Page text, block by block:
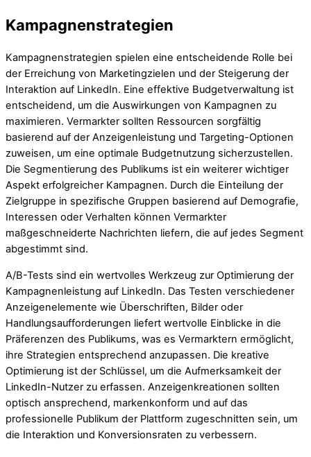
Kampagnenstrategien
Kampagnenstrategien spielen eine entscheidende Rolle bei
der Erreichung von Marketingzielen und der Steigerung der
Interaktion auf LinkedIn. Eine effektive Budgetverwaltung ist
entscheidend, um die Auswirkungen von Kampagnen zu
maximieren. Vermarkter sollten Ressourcen sorgfältig
basierend auf der Anzeigenleistung und Targeting-Optionen
zuweisen, um eine optimale Budgetnutzung sicherzustellen.
Die Segmentierung des Publikums ist ein weiterer wichtiger
Aspekt erfolgreicher Kampagnen. Durch die Einteilung der
Zielgruppe in spezifische Gruppen basierend auf Demografie,
Interessen oder Verhalten können Vermarkter
maßgeschneiderte Nachrichten liefern, die auf jedes Segment
abgestimmt sind.
A/B-Tests sind ein wertvolles Werkzeug zur Optimierung der
Kampagnenleistung auf LinkedIn. Das Testen verschiedener
Anzeigenelemente wie Überschriften, Bilder oder
Handlungsaufforderungen liefert wertvolle Einblicke in die
Präferenzen des Publikums, was es Vermarktern ermöglicht,
ihre Strategien entsprechend anzupassen. Die kreative
Optimierung ist der Schlüssel, um die Aufmerksamkeit der
LinkedIn-Nutzer zu erfassen. Anzeigenkreationen sollten
optisch ansprechend, markenkonform und auf das
professionelle Publikum der Plattform zugeschnitten sein, um
die Interaktion und Konversionsraten zu verbessern.